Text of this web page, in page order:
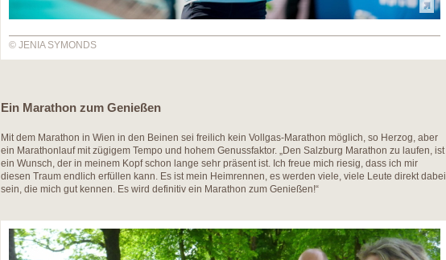
© JENIA SYMONDS
Ein Marathon zum Genießen
Mit dem Marathon in Wien in den Beinen sei freilich kein Vollgas-Marathon möglich, so Herzog, aber
ein Marathonlauf mit zügigem Tempo und hohem Genussfaktor. „Den Salzburg Marathon zu laufen, ist
ein Wunsch, der in meinem Kopf schon lange sehr präsent ist. Ich freue mich riesig, dass ich mir
diesen Traum endlich erfüllen kann. Es ist mein Heimrennen, es werden viele, viele Leute direkt dabei
sein, die mich gut kennen. Es wird definitiv ein Marathon zum Genießen!“